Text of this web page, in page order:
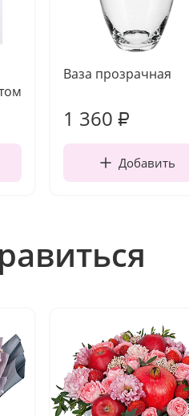
Ваза прозрачная
1 360 ₽
Добавить